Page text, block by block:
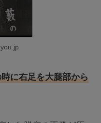
に右足を大腿部から